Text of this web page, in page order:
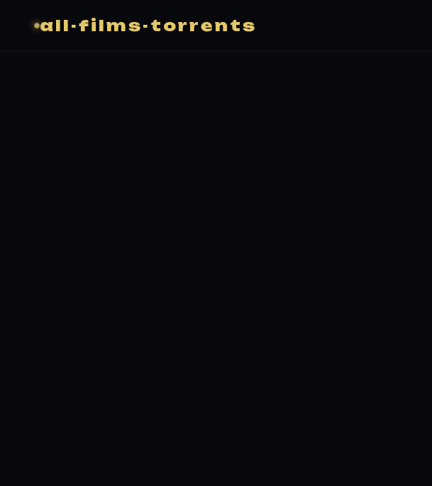
all-films-torrents